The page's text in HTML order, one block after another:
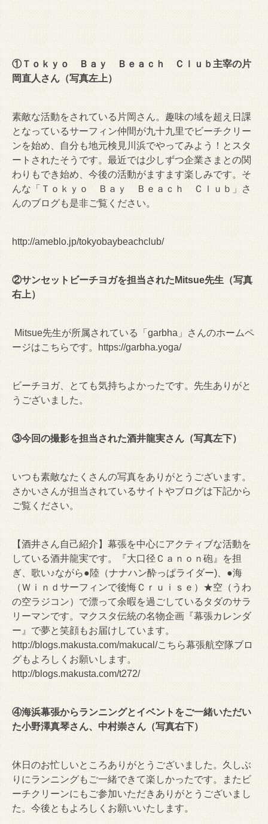
①Ｔｏｋｙｏ Ｂａｙ Ｂｅａｃｈ Ｃｌｕｂ主宰の片
岡直人さん（写真左上）
素敵な活動をされている片岡さん。趣味の域を超え日課
となっているサーフィン仲間が九十九里でビーチクリー
ンを始め、自分も地元検見川浜でやってみよう！とスタ
ートされたそうです。最近では少しずつ企業さまとの関
わりもでき始め、今後の活動がますます楽しみです。そ
んな「Ｔｏｋｙｏ Ｂａｙ Ｂｅａｃｈ Ｃｌｕｂ」さ
んのブログも是非ご覧ください。
http://ameblo.jp/tokyobaybeachclub/
②サンセットビーチヨガを担当された Mitsue先生（写真
右上）
Mitsue先生が所属されている「garbha」さんのホームペ
ージはこちらです。https://garbha.yoga/
ビーチヨガ、とても気持ちよかったです。先生ありがと
うございました。
③今回の撮影を担当された酒井龍実さん（写真左下）
いつも素敵なたくさんの写真をありがとうございます。
さかいさんが担当されているサイトやブログは下記から
ご覧ください。
【酒井さん自己紹介】幕張を中心にアクティブな活動を
している酒井龍実です。『大口径Ｃａｎｏｎ砲』を担
ぎ、歌い♪ながら●陸（ナナハン酔っぱライダー)、●海
（Ｗｉｎｄサーフィンで後悔Ｃｒｕｉｓｅ）★空（うわ
の空ラジコン）で漂って余暇を過ごしているタダのサラ
リーマンです。マクスタ伝統の名物企画『幕張カレンダ
ー』で夢と笑顔もお届けしています。
http://blogs.makusta.com/makucal/こちら幕張航空隊ブロ
グもよろしくお願いします。
http://blogs.makusta.com/t272/
④海浜幕張からランニングとイベントをご一緒いただい
た小野澤真琴さん、中村崇さん（写真右下）
休日のお忙しいところありがとうございました。久しぶ
りにランニングもご一緒できて楽しかったです。またビ
ーチクリーンにもご参加いただきありがとうございまし
た。今後ともよろしくお願いいたします。